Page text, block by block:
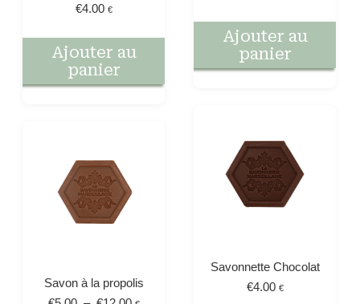
€4.00 €
Ajouter au
panier
Ajouter au
panier
Savonnette Chocolat
€4.00 €
Savon à la propolis